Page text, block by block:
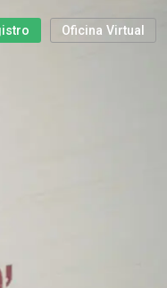
Oficina Virtual